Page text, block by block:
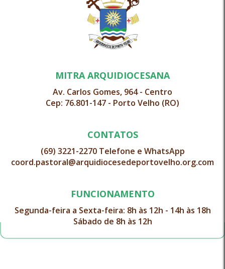
MITRA ARQUIDIOCESANA
Av. Carlos Gomes, 964 - Centro
Cep: 76.801-147 - Porto Velho (RO)
CONTATOS
(69) 3221-2270 Telefone e WhatsApp
coord.pastoral@arquidiocesedeportovelho.org.com
FUNCIONAMENTO
Segunda-feira a Sexta-feira: 8h às 12h - 14h às 18h
Sábado de 8h às 12h